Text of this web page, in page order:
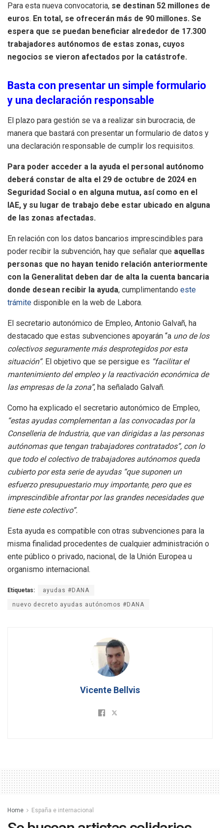
Para esta nueva convocatoria, se destinan 52 millones de
euros. En total, se ofrecerán más de 90 millones. Se
espera que se puedan beneficiar alrededor de 17.300
trabajadores autónomos de estas zonas, cuyos
negocios se vieron afectados por la catástrofe.
Basta con presentar un simple formulario
y una declaración responsable
El plazo para gestión se va a realizar sin burocracia, de
manera que bastará con presentar un formulario de datos y
una declaración responsable de cumplir los requisitos.
Para poder acceder a la ayuda el personal autónomo
deberá constar de alta el 29 de octubre de 2024 en
Seguridad Social o en alguna mutua, así como en el
IAE, y su lugar de trabajo debe estar ubicado en alguna
de las zonas afectadas.
En relación con los datos bancarios imprescindibles para
poder recibir la subvención, hay que señalar que aquellas
personas que no hayan tenido relación anteriormente
con la Generalitat deben dar de alta la cuenta bancaria
donde desean recibir la ayuda, cumplimentando este
trámite disponible en la web de Labora.
El secretario autonómico de Empleo, Antonio Galvañ, ha
destacado que estas subvenciones apoyarán “a uno de los
colectivos seguramente más desprotegidos por esta
situación”. El objetivo que se persigue es “facilitar el
mantenimiento del empleo y la reactivación económica de
las empresas de la zona”, ha señalado Galvañ.
Como ha explicado el secretario autonómico de Empleo,
“estas ayudas complementan a las convocadas por la
Conselleria de Industria, que van dirigidas a las personas
autónomas que tengan trabajadores contratados”, con lo
que todo el colectivo de trabajadores autónomos queda
cubierto por esta serie de ayudas “que suponen un
esfuerzo presupuestario muy importante, pero que es
imprescindible afrontar por las grandes necesidades que
tiene este colectivo”.
Esta ayuda es compatible con otras subvenciones para la
misma finalidad procedentes de cualquier administración o
ente público o privado, nacional, de la Unión Europea u
organismo internacional.
Etiquetas: ayudas #DANA
nuevo decreto ayudas autónomos #DANA
Vicente Bellvis
Home España e internacional